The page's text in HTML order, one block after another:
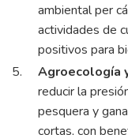
ambiental per
actividades de
positivos para
Agroecología
reducir la
pesquera y
cortas, con